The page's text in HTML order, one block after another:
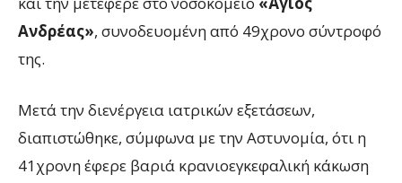
Ανδρέας», συνοδευομένη από 49χρονο σύντροφό
της.
Μετά την διενέργεια ιατρικών εξετάσεων,
διαπιστώθηκε, σύμφωνα με την Αστυνομία, ότι η
41χρονη έφερε βαριά κρανιοεγκεφαλική κάκωση